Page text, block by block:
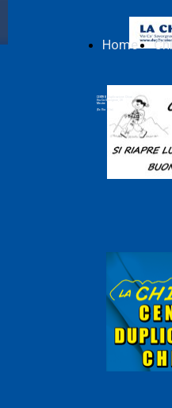
Home
CENTRO Duplicazione Chiavi
Via Cà Savorgnan, 28
Mestre
(Ex Via Olivi)